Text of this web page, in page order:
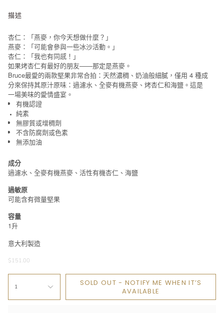
描述
杏仁：「燕麥，你今天想做什麼？」
燕麥：「可能會參與一些冰沙活動。」
杏仁：「我也有同感！」
如果烤杏仁有最好的朋友——那定是燕麥。
Bruce最愛的兩款堅果非常合拍：天然濃稠、奶油般細膩，僅用 4 種成
分來保持其原汁原味：過濾水、全麥有機燕麥、烤杏仁和海鹽。這是
一場美味的愛情盛宴。
有機認證
純素
無膠質或增稠劑
不含防腐劑或色素
無添加油
成分
過濾水、全麥有機燕麥、活性有機杏仁、海鹽
過敏原
可能含有微量堅果
容量
1升
意大利製造
$151.00
1
SOLD OUT - NOTIFY ME WHEN IT’S
AVAILABLE